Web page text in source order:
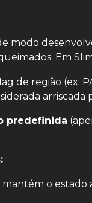
modo
Em
de região (ex:
arriscada
predefinida
o estado